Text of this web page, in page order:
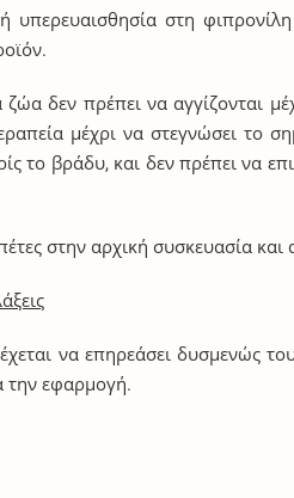
υπερευαισθησία στη
δεν πρέπει να αγγίζονται
μέχρι να στεγνώσει το
το βράδυ, και δεν πρέπει να
στην αρχική συσκευασία
να επηρεάσει δυσμενώς
την εφαρμογή.